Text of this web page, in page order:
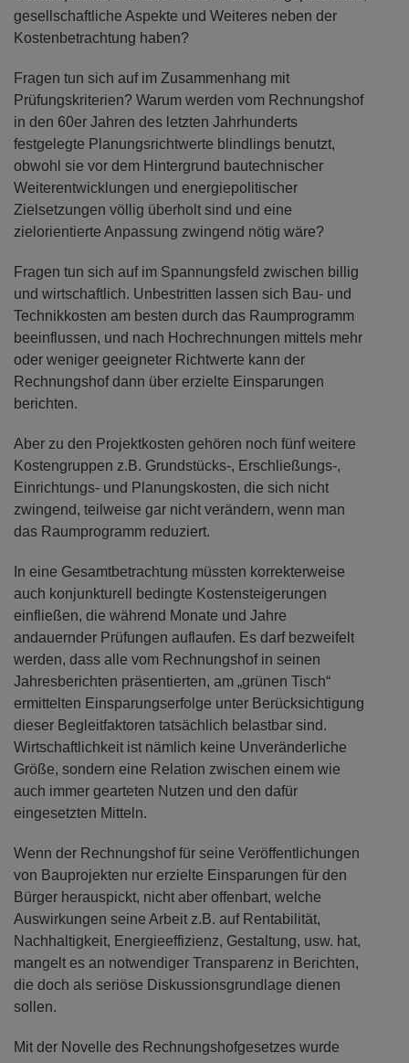
gesellschaftliche Aspekte und Weiteres neben der
Kostenbetrachtung haben?
Fragen tun sich auf im Zusammenhang mit
Prüfungskriterien? Warum werden vom Rechnungshof
in den 60er Jahren des letzten Jahrhunderts
festgelegte Planungsrichtwerte blindlings benutzt,
obwohl sie vor dem Hintergrund bautechnischer
Weiterentwicklungen und energiepolitischer
Zielsetzungen völlig überholt sind und eine
zielorientierte Anpassung zwingend nötig wäre?
Fragen tun sich auf im Spannungsfeld zwischen billig
und wirtschaftlich. Unbestritten lassen sich Bau- und
Technikkosten am besten durch das Raumprogramm
beeinflussen, und nach Hochrechnungen mittels mehr
oder weniger geeigneter Richtwerte kann der
Rechnungshof dann über erzielte Einsparungen
berichten.
Aber zu den Projektkosten gehören noch fünf weitere
Kostengruppen z.B. Grundstücks-, Erschließungs-,
Einrichtungs- und Planungskosten, die sich nicht
zwingend, teilweise gar nicht verändern, wenn man
das Raumprogramm reduziert.
In eine Gesamtbetrachtung müssten korrekterweise
auch konjunkturell bedingte Kostensteigerungen
einfließen, die während Monate und Jahre
andauernder Prüfungen auflaufen. Es darf bezweifelt
werden, dass alle vom Rechnungshof in seinen
Jahresberichten präsentierten, am „grünen Tisch“
ermittelten Einsparungserfolge unter Berücksichtigung
dieser Begleitfaktoren tatsächlich belastbar sind.
Wirtschaftlichkeit ist nämlich keine Unveränderliche
Größe, sondern eine Relation zwischen einem wie
auch immer gearteten Nutzen und den dafür
eingesetzten Mitteln.
Wenn der Rechnungshof für seine Veröffentlichungen
von Bauprojekten nur erzielte Einsparungen für den
Bürger herauspickt, nicht aber offenbart, welche
Auswirkungen seine Arbeit z.B. auf Rentabilität,
Nachhaltigkeit, Energieeffizienz, Gestaltung, usw. hat,
mangelt es an notwendiger Transparenz in Berichten,
die doch als seriöse Diskussionsgrundlage dienen
sollen.
Mit der Novelle des Rechnungshofgesetzes wurde